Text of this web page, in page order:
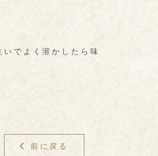
でよく溶かしたら味
前に戻る